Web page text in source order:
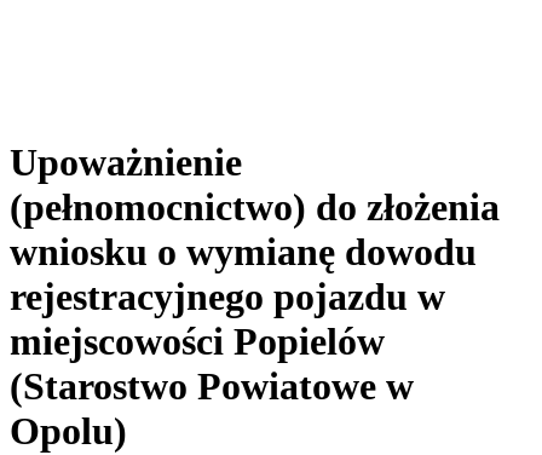
Upoważnienie
(pełnomocnictwo) do złożenia
wniosku o wymianę dowodu
rejestracyjnego pojazdu w
miejscowości Popielów
(Starostwo Powiatowe w
Opolu)